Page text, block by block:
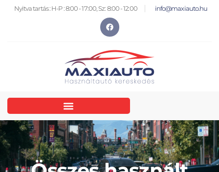
Nyitva tartás : H-P : 8:00 - 17:00, Sz: 8:00 - 12:00 info@maxiauto.hu